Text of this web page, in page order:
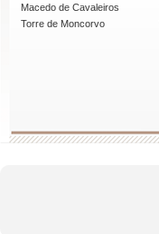
Macedo de Cavaleiros
Torre de Moncorvo